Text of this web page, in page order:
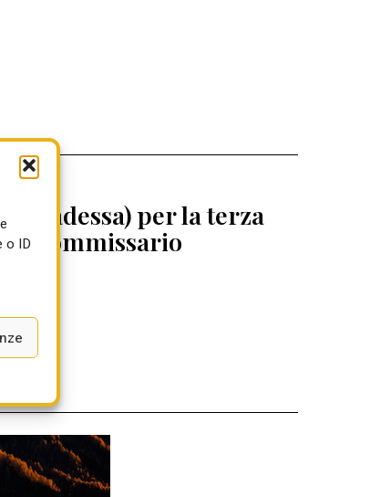
o ID
per la terza
commissario